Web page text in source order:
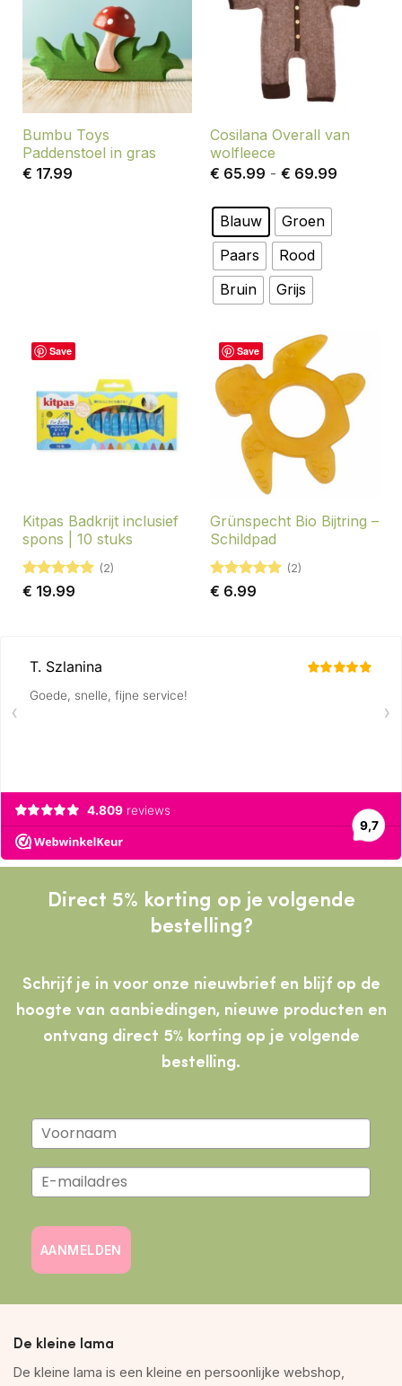
Bumbu Toys
Paddenstoel in gras
€ 17.99
Cosilana Overall van
wolfleece
€ 65.99 - € 69.99
Blauw
Groen
Paars
Rood
Bruin
Grijs
Save
Kitpas Badkrijt inclusief
spons | 10 stuks
Gewaardeerd
(2)
€ 19.99
Save
Grünspecht Bio Bijtring –
Schildpad
Gewaardeerd
(2)
€ 6.99
Direct 5% korting op je volgende
bestelling?
Schrijf je in voor onze nieuwbrief en blijf op de
hoogte van aanbiedingen, nieuwe producten en
ontvang direct 5% korting op je volgende
bestelling.
AANMELDEN
De kleine lama
De kleine lama is een kleine en persoonlijke webshop,